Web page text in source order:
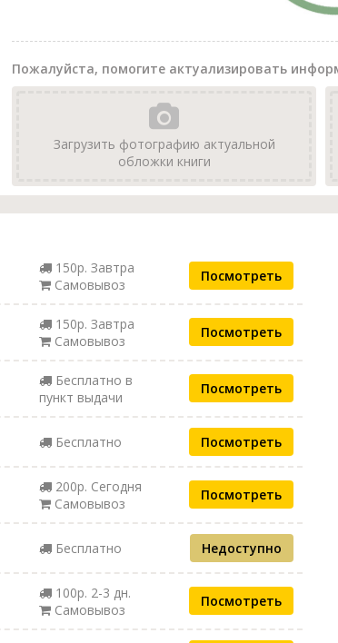
Пожалуйста, помогите актуализировать
Загрузить фотографию актуальной
обложки книги
150р. Завтра
Самовывоз
Посмотреть
150р. Завтра
Самовывоз
Посмотреть
Бесплатно в
пункт выдачи
Посмотреть
Бесплатно Посмотреть
200р. Сегодня
Самовывоз
Посмотреть
Бесплатно Недоступно
100р. 2-3 дн.
Самовывоз
Посмотреть